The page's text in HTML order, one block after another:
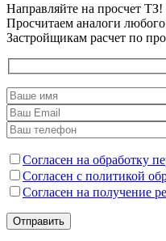
Направляйте на просчет ТЗ!
Просчитаем аналоги
Застройщикам расчет по
Согласен на обработку
Согласен с политикой
Согласен на получение
Отправить